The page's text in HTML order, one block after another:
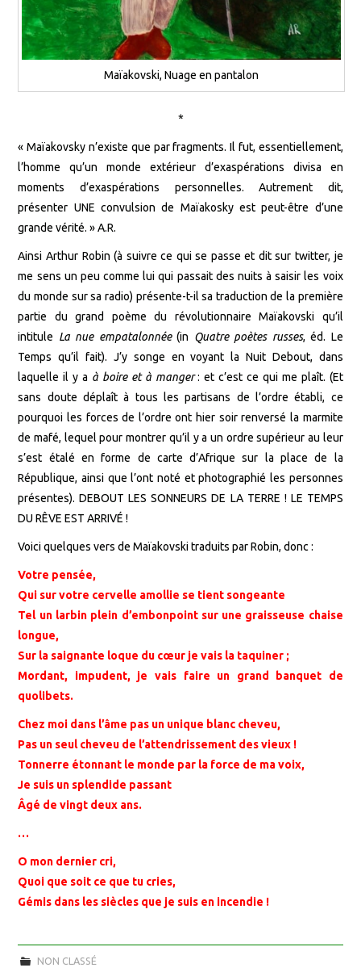
Maïakovski, Nuage en pantalon
*
« Maïakovsky n’existe que par fragments. Il fut, essentiellement,
l’homme qu’un monde extérieur d’exaspérations divisa en
moments d’exaspérations personnelles. Autrement dit,
présenter UNE convulsion de Maïakosky est peut-être d’une
grande vérité. » A.R.
Ainsi Arthur Robin (à suivre ce qui se passe et dit sur twitter, je
me sens un peu comme lui qui passait des nuits à saisir les voix
du monde sur sa radio) présente-t-il sa traduction de la première
partie du grand poème du révolutionnaire Maïakovski qu’il
intitule La nue empatalonnée(in Quatre poètes russes, éd. Le
Temps qu’il fait). J’y songe en voyant la Nuit Debout, dans
laquelle il y a à boire et à manger: et c’est ce qui me plaît. (Et
sans doute déplaît à tous les partisans de l’ordre établi, ce
pourquoi les forces de l’ordre ont hier soir renversé la marmite
de mafé, lequel pour montrer qu’il y a un ordre supérieur au leur
s’est étalé en forme de carte d’Afrique sur la place de la
République, ainsi que l’ont noté et photographié les personnes
présentes). DEBOUT LES SONNEURS DE LA TERRE ! LE TEMPS
DU RÊVE EST ARRIVÉ !
Voici quelques vers de Maïakovski traduits par Robin, donc :
Votre pensée,
Qui sur votre cervelle amollie se tient songeante
Tel un larbin plein d’embonpoint sur une graisseuse chaise
longue,
Sur la saignante loque du cœur je vais la taquiner ;
Mordant, impudent, je vais faire un grand banquet de
quolibets.
Chez moi dans l’âme pas un unique blanc cheveu,
Pas un seul cheveu de l’attendrissement des vieux !
Tonnerre étonnant le monde par la force de ma voix,
Je suis un splendide passant
Âgé de vingt deux ans.
…
O mon dernier cri,
Quoi que soit ce que tu cries,
Gémis dans les siècles que je suis en incendie !
NON CLASSÉ